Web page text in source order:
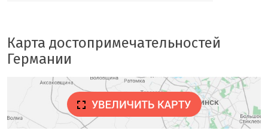
Карта достопримечательностей
Германии